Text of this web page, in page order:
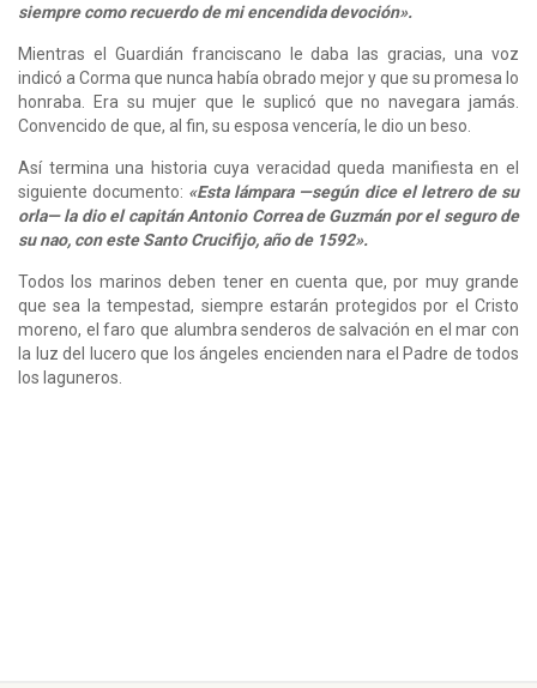
siempre como recuerdo de mi encendida devoción».
Mientras el Guardián franciscano le daba las gracias, una voz
indicó a Corma que nunca había obrado mejor y que su promesa lo
honraba. Era su mujer que le suplicó que no navegara jamás.
Convencido de que, al fin, su esposa vencería, le dio un beso.
Así termina una historia cuya veracidad queda manifiesta en el
siguiente documento: «Esta lámpara —según dice el letrero de su
orla— la dio el capitán Antonio Correa de Guzmán por el seguro de
su nao, con este Santo Crucifijo, año de 1592».
Todos los marinos deben tener en cuenta que, por muy grande
que sea la tempestad, siempre estarán protegidos por el Cristo
moreno, el faro que alumbra senderos de salvación en el mar con
la luz del lucero que los ángeles encienden nara el Padre de todos
los laguneros.